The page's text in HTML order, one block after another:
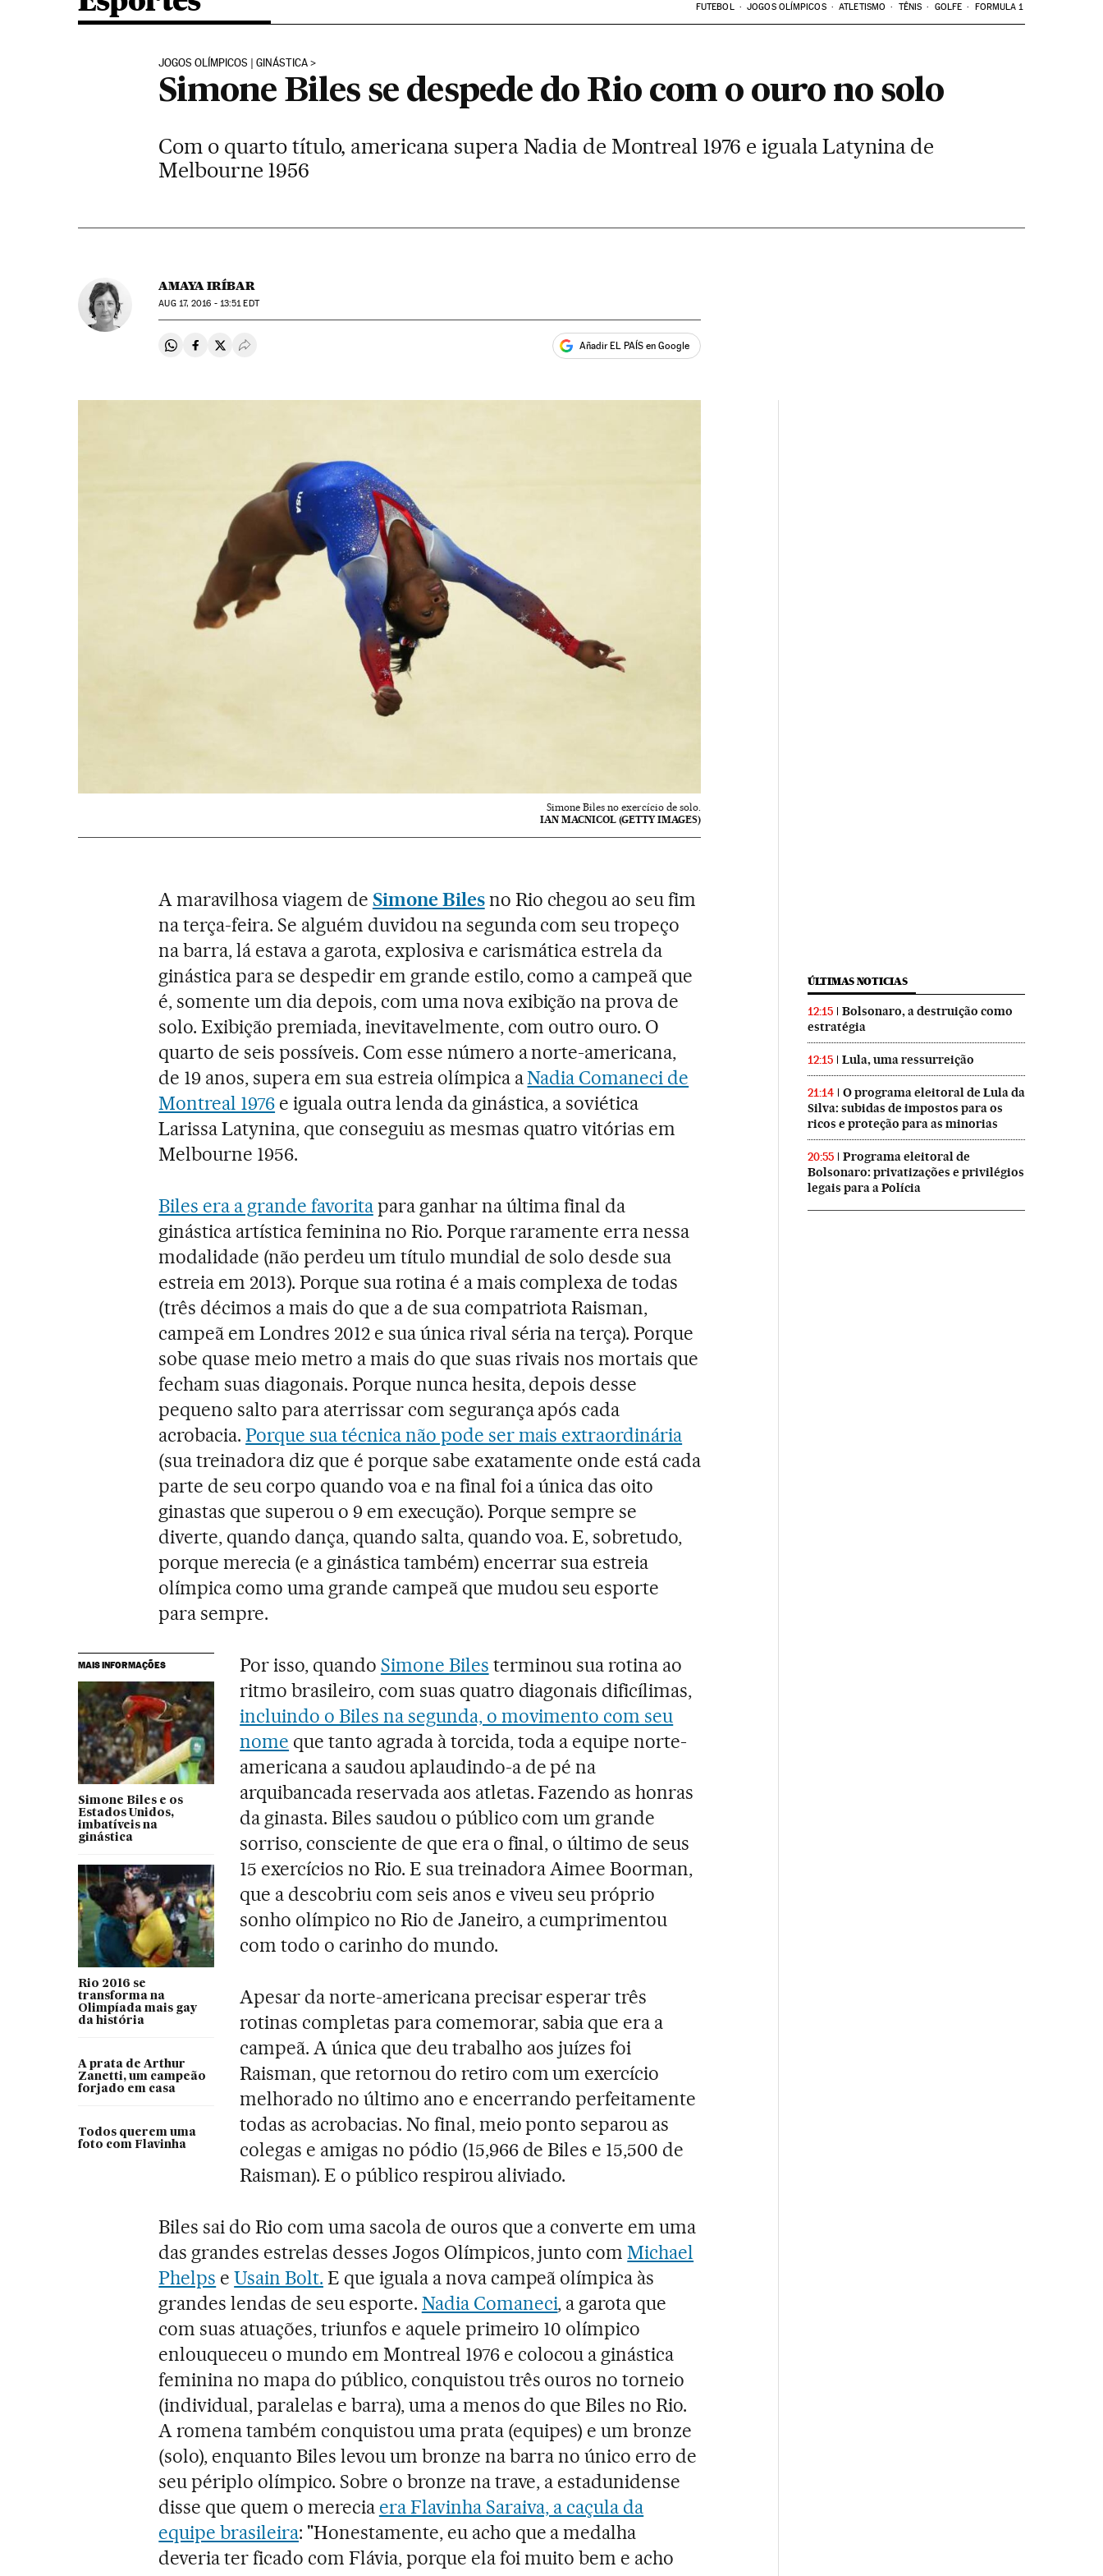
FUTEBOL JOGOS OLÍMPICOS ATLETISMO TÊNIS GOLFE FORMULA 1
JOGOS OLÍMPICOS | GINÁSTICA
Simone Biles se despede do Rio com o ouro no solo
Com o quarto título, americana supera Nadia de Montreal 1976 e iguala Latynina de
Melbourne 1956
AMAYA IRÍBAR
AUG17, 2016 - 13:51EDT
Compartir en Whatsapp
Compartir en Facebook
Compartir en Twitter
Desplegar Redes Sociales Añadir EL PAÍS en Google
Simone Biles no exercício de solo.
IAN MACNICOL (GETTY IMAGES)
A maravilhosa viagem de Simone Bilesno Rio chegou ao seu fim
na terça-feira. Se alguém duvidou na segunda com seu tropeço
na barra, lá estava a garota, explosiva e carismática estrela da
ginástica para se despedir em grande estilo, como a campeã que
é, somente um dia depois, com uma nova exibição na prova de
solo. Exibição premiada, inevitavelmente, com outro ouro. O
quarto de seis possíveis. Com esse número a norte-americana,
de 19 anos, supera em sua estreia olímpica aNadia Comaneci de
Montreal 1976 e iguala outra lenda da ginástica, a soviética
Larissa Latynina, que conseguiu as mesmas quatro vitórias em
Melbourne 1956.
Biles era a grande favoritapara ganhar na última final da
ginástica artística feminina no Rio. Porque raramente erra nessa
modalidade (não perdeu um título mundial de solo desde sua
estreia em 2013). Porque sua rotina é a mais complexa de todas
(três décimos a mais do que a de sua compatriota Raisman,
campeã em Londres 2012 e sua única rival séria na terça). Porque
sobe quase meio metro a mais do que suas rivais nos mortais que
fecham suas diagonais. Porque nunca hesita, depois desse
pequeno salto para aterrissar com segurança após cada
acrobacia.Porque sua técnica não pode ser mais extraordinária
(sua treinadora diz que é porque sabe exatamente onde está cada
parte de seu corpo quando voa e na final foi a única das oito
ginastas que superou o 9 em execução). Porque sempre se
diverte, quando dança, quando salta, quando voa. E, sobretudo,
porque merecia (e a ginástica também) encerrar sua estreia
olímpica como uma grande campeã que mudou seu esporte
para sempre.
MAIS INFORMAÇÕES
Simone Biles e os
Estados Unidos,
imbatíveis na
ginástica
Rio 2016 se
transforma na
Olimpíada mais gay
da história
A prata de Arthur
Zanetti, um campeão
forjado em casa
Todos querem uma
foto com Flavinha
Por isso, quando Simone Biles terminou sua rotina ao
ritmo brasileiro, com suas quatro diagonais dificílimas,
incluindo o Biles na segunda, o movimento com seu
nome que tanto agrada à torcida, toda a equipe norte-
americana a saudou aplaudindo-a de pé na
arquibancada reservada aos atletas. Fazendo as honras
da ginasta. Biles saudou o público com um grande
sorriso, consciente de que era o final, o último de seus
15 exercícios no Rio. E sua treinadora Aimee Boorman,
que a descobriu com seis anos e viveu seu próprio
sonho olímpico no Rio de Janeiro, a cumprimentou
com todo o carinho do mundo.
Apesar da norte-americana precisar esperar três
rotinas completas para comemorar, sabia que era a
campeã. A única que deu trabalho aos juízes foi
Raisman, que retornou do retiro com um exercício
melhorado no último ano e encerrando perfeitamente
todas as acrobacias. No final, meio ponto separou as
colegas e amigas no pódio (15,966 de Biles e 15,500 de
Raisman). E o público respirou aliviado.
Biles sai do Rio com uma sacola de ouros que a converte em uma
das grandes estrelas desses Jogos Olímpicos, junto comMichael
Phelps eUsain Bolt. E que iguala a nova campeã olímpica às
grandes lendas de seu esporte. Nadia Comaneci, a garota que
com suas atuações, triunfos e aquele primeiro 10 olímpico
enlouqueceu o mundo em Montreal 1976 e colocou a ginástica
feminina no mapa do público, conquistou três ouros no torneio
(individual, paralelas e barra), uma a menos do que Biles no Rio.
A romena também conquistou uma prata (equipes) e um bronze
(solo), enquanto Biles levou um bronze na barra no único erro de
seu périplo olímpico. Sobre o bronze na trave, a estadunidense
disse que quem o merecia era Flavinha Saraiva, a caçula da
equipe brasileira: "Honestamente, eu acho que a medalha
deveria ter ficado com Flávia, porque ela foi muito bem e acho
ÚLTIMAS NOTICIAS
12:15
Bolsonaro, a destruição como
estratégia
12:15 Lula, uma ressurreição
21:14
O programa eleitoral de Lula da
Silva: subidas de impostos para os
ricos e proteção para as minorias
20:55
Programa eleitoral de
Bolsonaro: privatizações e privilégios
legais para a Polícia